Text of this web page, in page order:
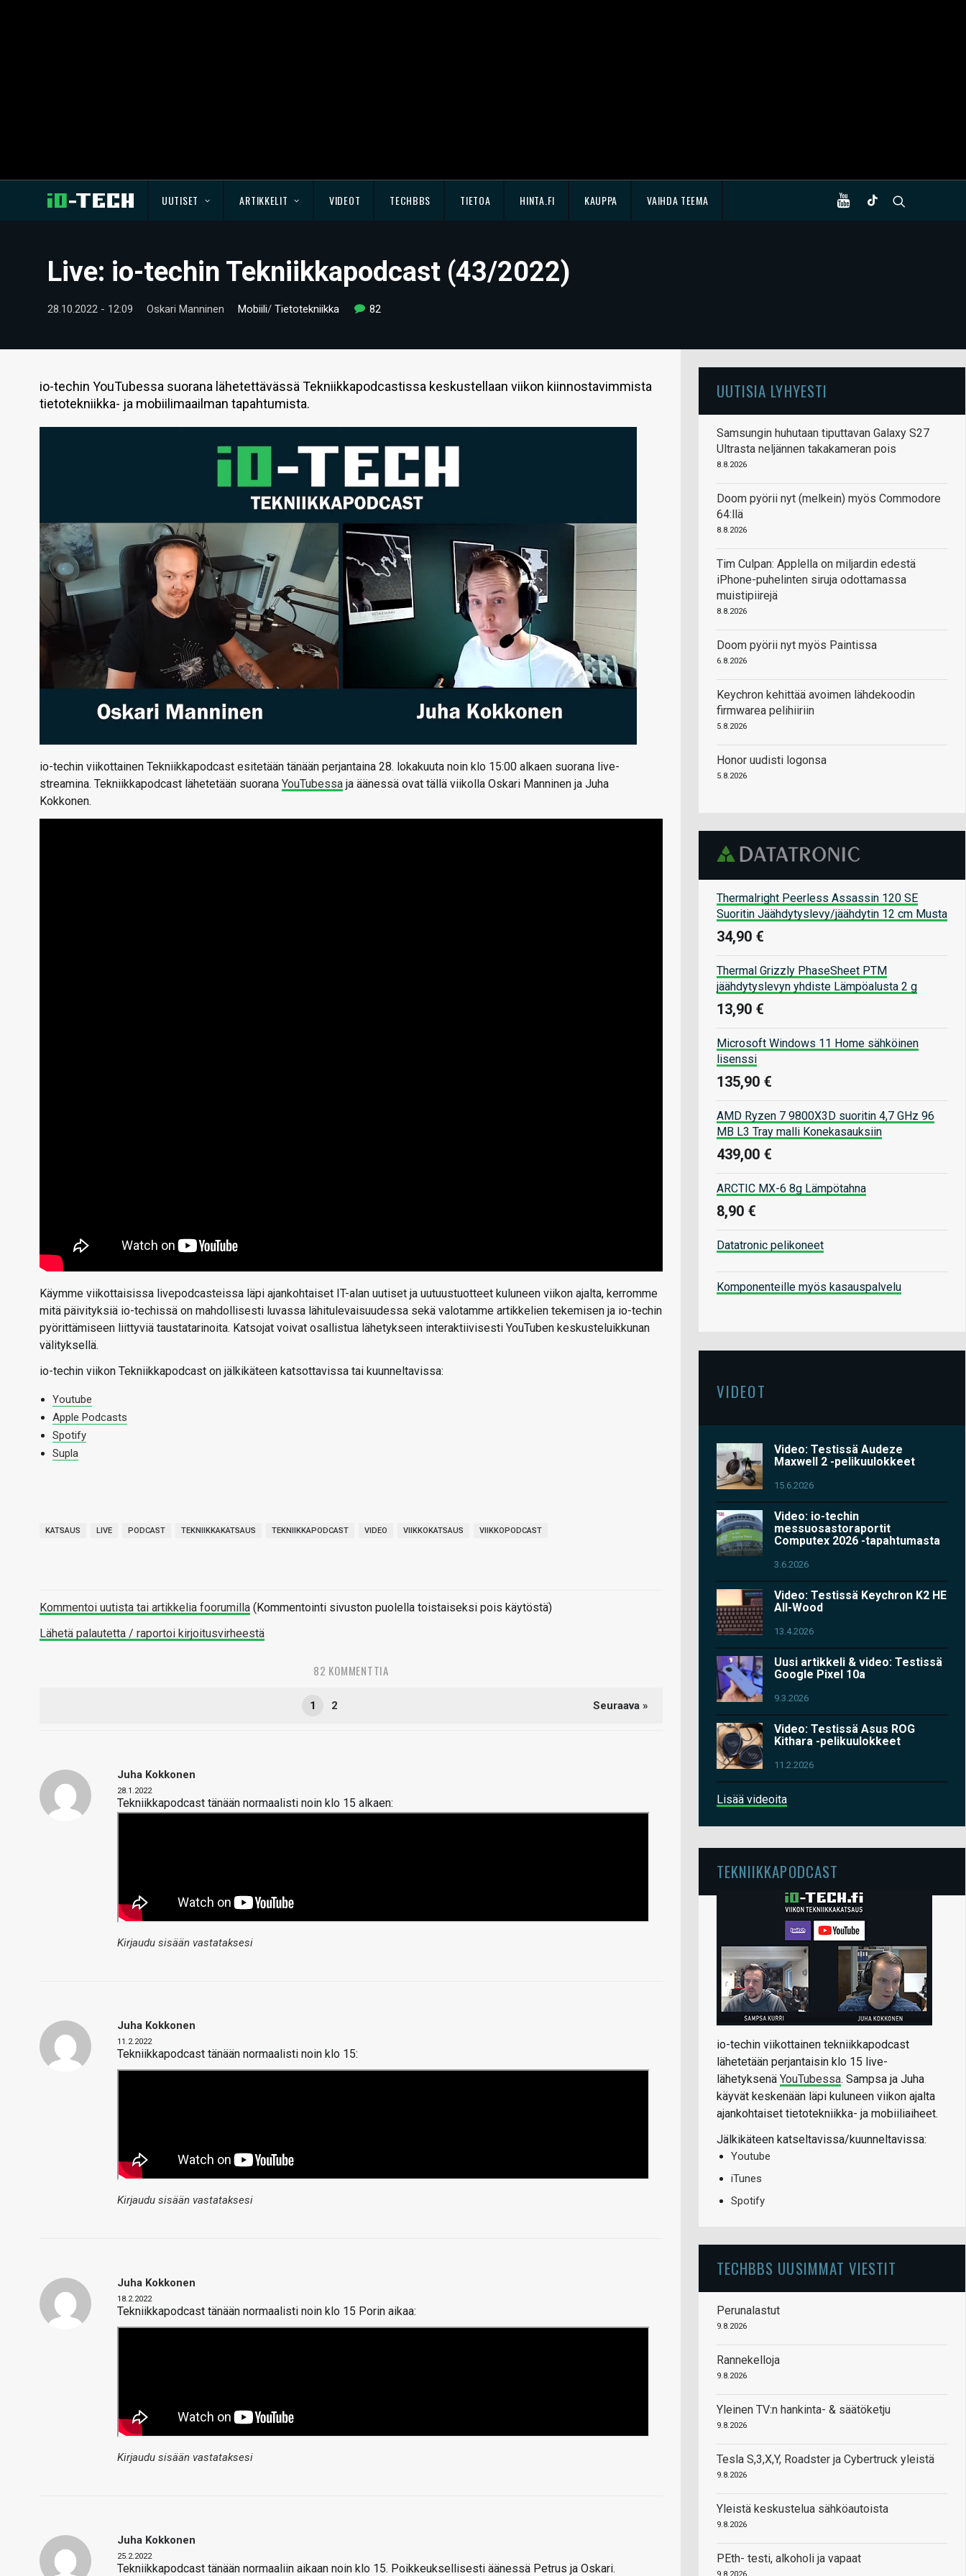
UUTISET ARTIKKELIT VIDEOT TECHBBS TIETOA HINTA.FI KAUPPA VAIHDA TEEMA
Live: io-techin Tekniikkapodcast (43/2022)
28.10.2022 - 12:09 Oskari Manninen Mobiili/ Tietotekniikka 82
io-techin YouTubessa suorana lähetettävässä Tekniikkapodcastissa keskustellaan viikon kiinnostavimmista
tietotekniikka- ja mobiilimaailman tapahtumista.
io-techin viikottainen Tekniikkapodcast esitetään tänään perjantaina 28. lokakuuta noin klo 15:00 alkaen suorana live-
streamina. Tekniikkapodcast lähetetään suorana YouTubessa ja äänessä ovat tällä viikolla Oskari Manninen ja Juha
Kokkonen.
Käymme viikottaisissa livepodcasteissa läpi ajankohtaiset IT-alan uutiset ja uutuustuotteet kuluneen viikon ajalta, kerromme
mitä päivityksiä io-techissä on mahdollisesti luvassa lähitulevaisuudessa sekä valotamme artikkelien tekemisen ja io-techin
pyörittämiseen liittyviä taustatarinoita. Katsojat voivat osallistua lähetykseen interaktiivisesti YouTuben keskusteluikkunan
välityksellä.
io-techin viikon Tekniikkapodcast on jälkikäteen katsottavissa tai kuunneltavissa:
Youtube
Apple Podcasts
Spotify
Supla
KATSAUS LIVE PODCAST TEKNIIKKAKATSAUS TEKNIIKKAPODCAST VIDEO VIIKKOKATSAUS VIIKKOPODCAST
Kommentoi uutista tai artikkelia foorumilla (Kommentointi sivuston puolella toistaiseksi pois käytöstä)
Lähetä palautetta / raportoi kirjoitusvirheestä
82 KOMMENTTIA
1 2 Seuraava »
Juha Kokkonen
28.1.2022
Tekniikkapodcast tänään normaalisti noin klo 15 alkaen:
Kirjaudu sisään vastataksesi
Juha Kokkonen
11.2.2022
Tekniikkapodcast tänään normaalisti noin klo 15:
Kirjaudu sisään vastataksesi
Juha Kokkonen
18.2.2022
Tekniikkapodcast tänään normaalisti noin klo 15 Porin aikaa:
Kirjaudu sisään vastataksesi
Juha Kokkonen
25.2.2022
Tekniikkapodcast tänään normaaliin aikaan noin klo 15. Poikkeuksellisesti äänessä Petrus ja Oskari.
UUTISIA LYHYESTI
Samsungin huhutaan tiputtavan Galaxy S27
Ultrasta neljännen takakameran pois
8.8.2026
Doom pyörii nyt (melkein) myös Commodore
64:llä
8.8.2026
Tim Culpan: Applella on miljardin edestä
iPhone-puhelinten siruja odottamassa
muistipiirejä
8.8.2026
Doom pyörii nyt myös Paintissa
6.8.2026
Keychron kehittää avoimen lähdekoodin
firmwarea pelihiiriin
5.8.2026
Honor uudisti logonsa
5.8.2026
Thermalright Peerless Assassin 120 SE
Suoritin Jäähdytyslevy/jäähdytin 12 cm Musta
34,90 €
Thermal Grizzly PhaseSheet PTM
jäähdytyslevyn yhdiste Lämpöalusta 2 g
13,90 €
Microsoft Windows 11 Home sähköinen
lisenssi
135,90 €
AMD Ryzen 7 9800X3D suoritin 4,7 GHz 96
MB L3 Tray malli Konekasauksiin
439,00 €
ARCTIC MX-6 8g Lämpötahna
8,90 €
Datatronic pelikoneet
Komponenteille myös kasauspalvelu
VIDEOT
Video: Testissä Audeze
Maxwell 2 -pelikuulokkeet
15.6.2026
Video: io-techin
messuosastoraportit
Computex 2026 -tapahtumasta
3.6.2026
Video: Testissä Keychron K2 HE
All-Wood
13.4.2026
Uusi artikkeli & video: Testissä
Google Pixel 10a
9.3.2026
Video: Testissä Asus ROG
Kithara -pelikuulokkeet
11.2.2026
Lisää videoita
TEKNIIKKAPODCAST
io-techin viikottainen tekniikkapodcast
lähetetään perjantaisin klo 15 live-
lähetyksenä YouTubessa. Sampsa ja Juha
käyvät keskenään läpi kuluneen viikon ajalta
ajankohtaiset tietotekniikka- ja mobiiliaiheet.
Jälkikäteen katseltavissa/kuunneltavissa:
Youtube
iTunes
Spotify
TECHBBS UUSIMMAT VIESTIT
Perunalastut
9.8.2026
Rannekelloja
9.8.2026
Yleinen TV:n hankinta- & säätöketju
9.8.2026
Tesla S,3,X,Y, Roadster ja Cybertruck yleistä
9.8.2026
Yleistä keskustelua sähköautoista
9.8.2026
PEth- testi, alkoholi ja vapaat
9.8.2026